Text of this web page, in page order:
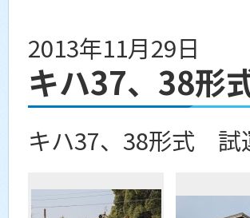
2013年11月29日
キハ37、38形
キハ37、38形式 試